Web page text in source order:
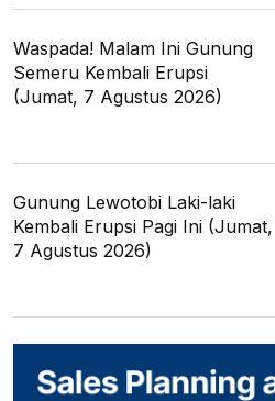
Waspada! Malam Ini Gunung
Semeru Kembali Erupsi
(Jumat, 7 Agustus 2026)
Gunung Lewotobi Laki-laki
Kembali Erupsi Pagi Ini (Jumat,
7 Agustus 2026)